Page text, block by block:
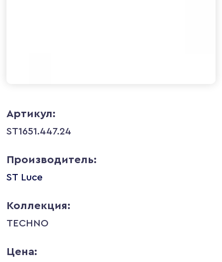
Артикул:
ST1651.447.24
Производитель:
ST Luce
Коллекция:
TECHNO
Цена: